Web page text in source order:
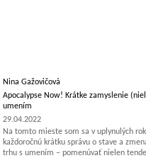
Nina Gažovičová
Apocalypse Now! Krátke zamyslenie
umením
29.04.2022
Na tomto mieste som sa v uplynulých
každoročnú krátku správu o stave a
trhu s umením – pomenúvať nielen